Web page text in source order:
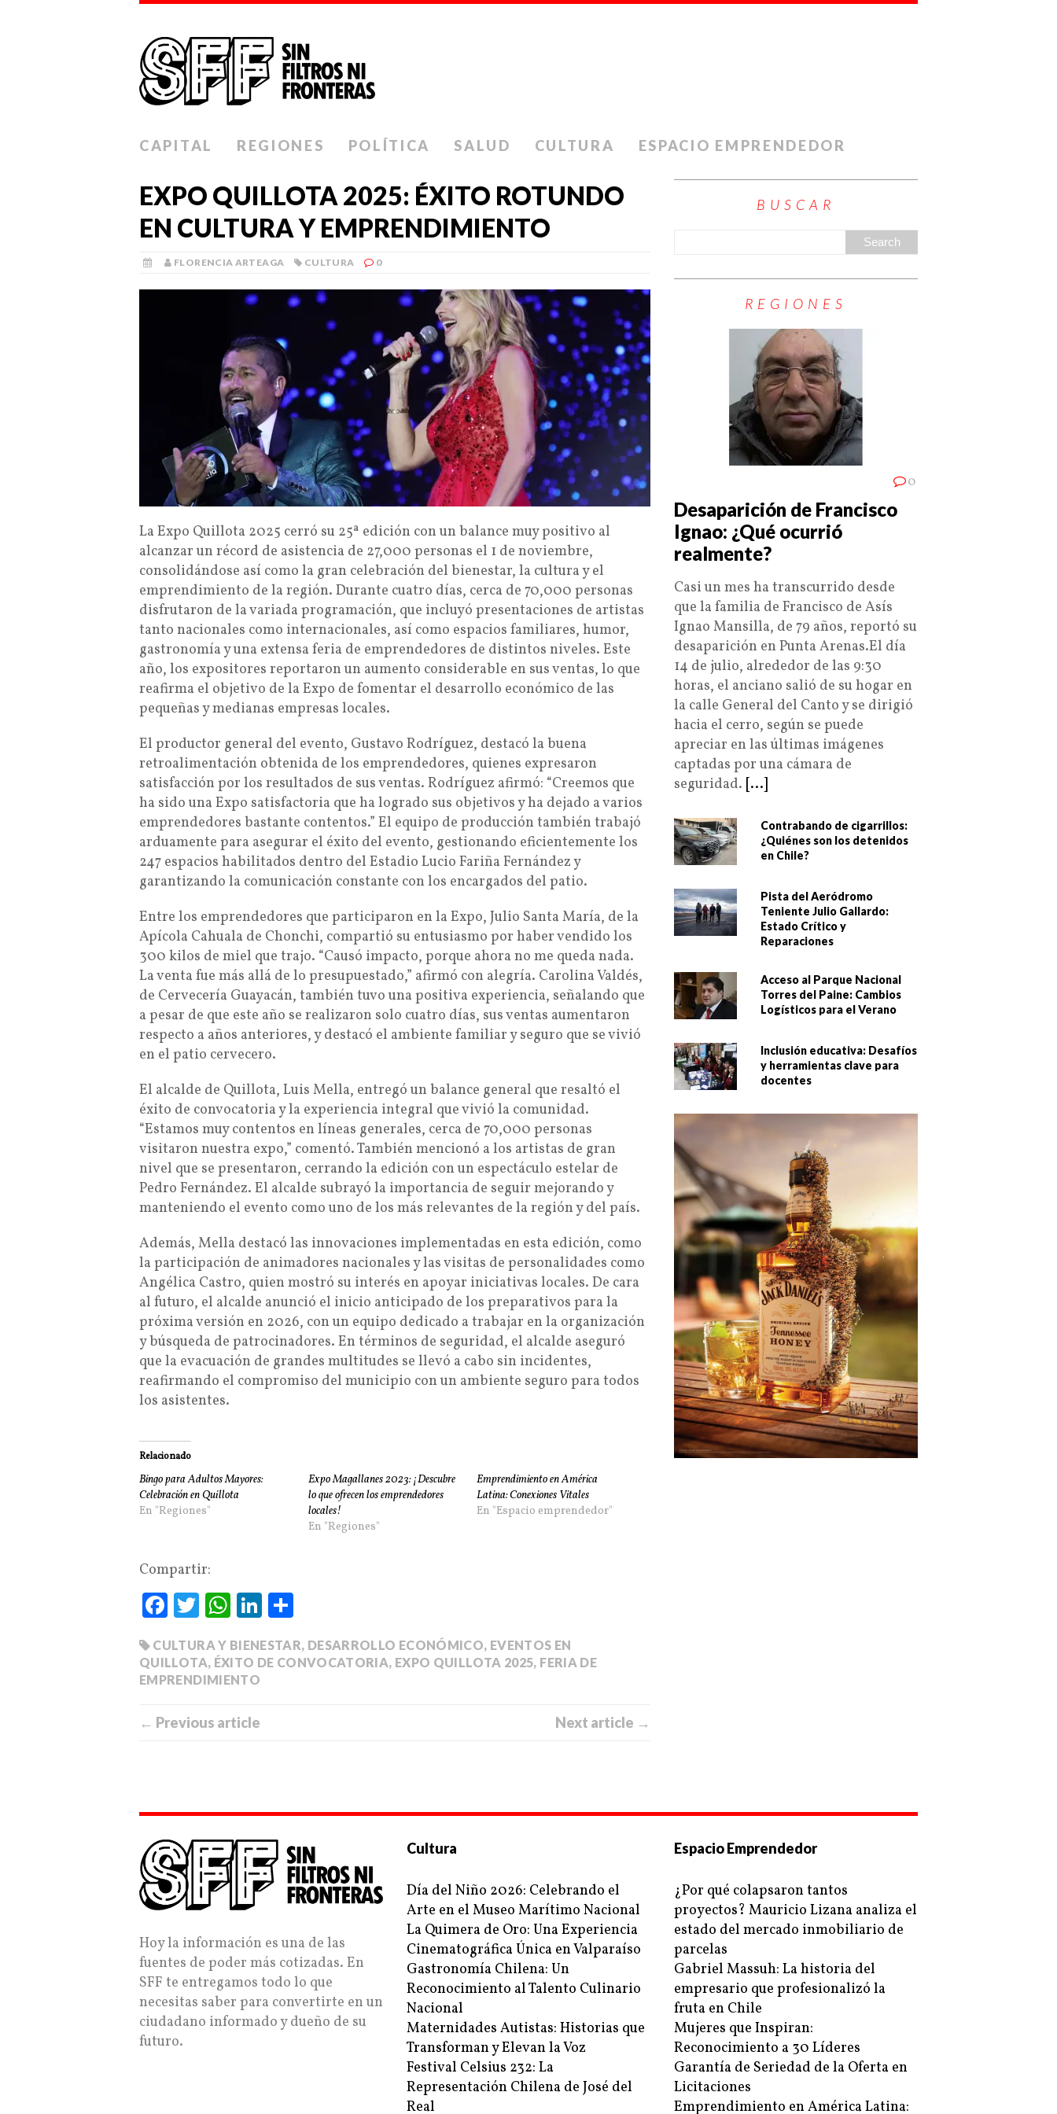
CAPITAL REGIONES POLÍTICA SALUD CULTURA ESPACIO EMPRENDEDOR
EXPO QUILLOTA 2025: ÉXITO ROTUNDO
EN CULTURA Y EMPRENDIMIENTO
FLORENCIA ARTEAGA CULTURA 0
La Expo Quillota 2025 cerró su 25ª edición con un balance muy positivo al
alcanzar un récord de asistencia de 27,000 personas el 1 de noviembre,
consolidándose así como la gran celebración del bienestar, la cultura y el
emprendimiento de la región. Durante cuatro días, cerca de 70,000 personas
disfrutaron de la variada programación, que incluyó presentaciones de artistas
tanto nacionales como internacionales, así como espacios familiares, humor,
gastronomía y una extensa feria de emprendedores de distintos niveles. Este
año, los expositores reportaron un aumento considerable en sus ventas, lo que
reafirma el objetivo de la Expo de fomentar el desarrollo económico de las
pequeñas y medianas empresas locales.
El productor general del evento, Gustavo Rodríguez, destacó la buena
retroalimentación obtenida de los emprendedores, quienes expresaron
satisfacción por los resultados de sus ventas. Rodríguez afirmó: “Creemos que
ha sido una Expo satisfactoria que ha logrado sus objetivos y ha dejado a varios
emprendedores bastante contentos.” El equipo de producción también trabajó
arduamente para asegurar el éxito del evento, gestionando eficientemente los
247 espacios habilitados dentro del Estadio Lucio Fariña Fernández y
garantizando la comunicación constante con los encargados del patio.
Entre los emprendedores que participaron en la Expo, Julio Santa María, de la
Apícola Cahuala de Chonchi, compartió su entusiasmo por haber vendido los
300 kilos de miel que trajo. “Causó impacto, porque ahora no me queda nada.
La venta fue más allá de lo presupuestado,” afirmó con alegría. Carolina Valdés,
de Cervecería Guayacán, también tuvo una positiva experiencia, señalando que
a pesar de que este año se realizaron solo cuatro días, sus ventas aumentaron
respecto a años anteriores, y destacó el ambiente familiar y seguro que se vivió
en el patio cervecero.
El alcalde de Quillota, Luis Mella, entregó un balance general que resaltó el
éxito de convocatoria y la experiencia integral que vivió la comunidad.
“Estamos muy contentos en líneas generales, cerca de 70,000 personas
visitaron nuestra expo,” comentó. También mencionó a los artistas de gran
nivel que se presentaron, cerrando la edición con un espectáculo estelar de
Pedro Fernández. El alcalde subrayó la importancia de seguir mejorando y
manteniendo el evento como uno de los más relevantes de la región y del país.
Además, Mella destacó las innovaciones implementadas en esta edición, como
la participación de animadores nacionales y las visitas de personalidades como
Angélica Castro, quien mostró su interés en apoyar iniciativas locales. De cara
al futuro, el alcalde anunció el inicio anticipado de los preparativos para la
próxima versión en 2026, con un equipo dedicado a trabajar en la organización
y búsqueda de patrocinadores. En términos de seguridad, el alcalde aseguró
que la evacuación de grandes multitudes se llevó a cabo sin incidentes,
reafirmando el compromiso del municipio con un ambiente seguro para todos
los asistentes.
Relacionado
Bingo para Adultos Mayores:
Celebración en Quillota
En "Regiones"
Expo Magallanes 2023: ¡Descubre
lo que ofrecen los emprendedores
locales!
En "Regiones"
Emprendimiento en América
Latina: Conexiones Vitales
En "Espacio emprendedor"
Compartir:
Fa
bo
ok
T
tte
r
W
ts
A
Li
ed m
CULTURA Y BIENESTAR, DESARROLLO ECONÓMICO, EVENTOS EN
QUILLOTA, ÉXITO DE CONVOCATORIA, EXPO QUILLOTA 2025, FERIA DE
EMPRENDIMIENTO
← Previous article Next article →
BUSCAR
REGIONES
0
Desaparición de Francisco
Ignao: ¿Qué ocurrió
realmente?
Casi un mes ha transcurrido desde
que la familia de Francisco de Asís
Ignao Mansilla, de 79 años, reportó su
desaparición en Punta Arenas.El día
14 de julio, alrededor de las 9:30
horas, el anciano salió de su hogar en
la calle General del Canto y se dirigió
hacia el cerro, según se puede
apreciar en las últimas imágenes
captadas por una cámara de
seguridad. [...]
Contrabando de cigarrillos:
¿Quiénes son los detenidos
en Chile?
Pista del Aeródromo
Teniente Julio Gallardo:
Estado Crítico y
Reparaciones
Acceso al Parque Nacional
Torres del Paine: Cambios
Logísticos para el Verano
Inclusión educativa: Desafíos
y herramientas clave para
docentes
Hoy la información es una de las
fuentes de poder más cotizadas. En
SFF te entregamos todo lo que
necesitas saber para convertirte en un
ciudadano informado y dueño de su
futuro.
Cultura
Día del Niño 2026: Celebrando el
Arte en el Museo Marítimo Nacional
La Quimera de Oro: Una Experiencia
Cinematográfica Única en Valparaíso
Gastronomía Chilena: Un
Reconocimiento al Talento Culinario
Nacional
Maternidades Autistas: Historias que
Transforman y Elevan la Voz
Festival Celsius 232: La
Representación Chilena de José del
Real
Espacio Emprendedor
¿Por qué colapsaron tantos
proyectos? Mauricio Lizana analiza el
estado del mercado inmobiliario de
parcelas
Gabriel Massuh: La historia del
empresario que profesionalizó la
fruta en Chile
Mujeres que Inspiran:
Reconocimiento a 30 Líderes
Garantía de Seriedad de la Oferta en
Licitaciones
Emprendimiento en América Latina: